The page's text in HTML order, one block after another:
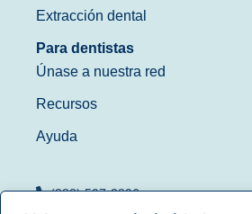
Extracción dental
Para dentistas
Únase a nuestra red
Recursos
Ayuda
(888) 597-3896